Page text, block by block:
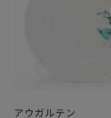
アウガルテン